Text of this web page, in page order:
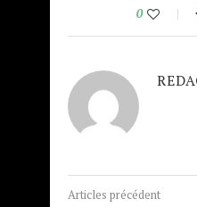
0
Articles précédent